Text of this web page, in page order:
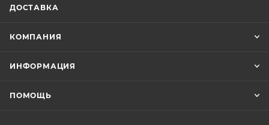
ДОСТАВКА
КОМПАНИЯ
ИНФОРМАЦИЯ
ПОМОЩЬ